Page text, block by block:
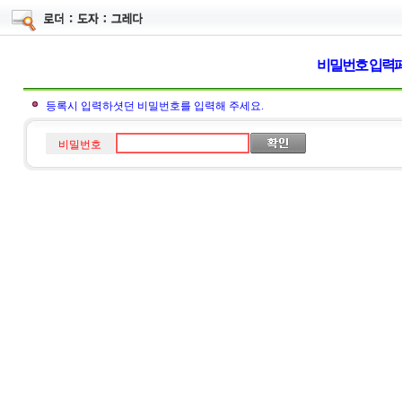
비밀번호 입력
등록시 입력하셧던 비밀번호를 입력해 주세요.
비밀번호